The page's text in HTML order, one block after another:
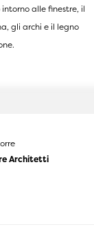
alle finestre, il
gli archi e il legno
Architetti